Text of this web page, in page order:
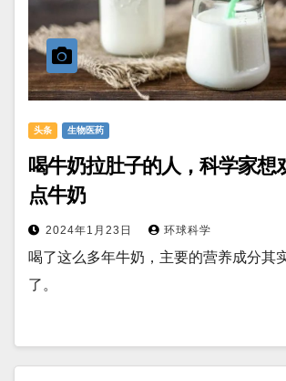
头条 生物医药
喝牛奶拉肚子的人，科学家想
点牛奶
2024年1月23日 环球科学
喝了这么多年牛奶，主要的营养成分其
了。